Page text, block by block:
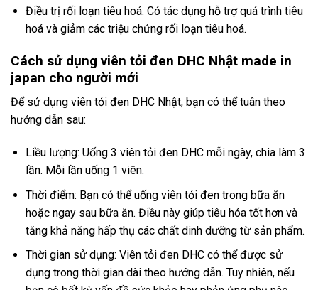
Điều trị rối loạn tiêu hoá: Có tác dụng hỗ trợ quá trình tiêu
hoá và giảm các triệu chứng rối loạn tiêu hoá.
Cách sử dụng viên tỏi đen DHC Nhật made in
japan cho người mới
Để sử dụng viên tỏi đen DHC Nhật, bạn có thể tuân theo
hướng dẫn sau:
Liều lượng: Uống 3 viên tỏi đen DHC mỗi ngày, chia làm 3
lần. Mỗi lần uống 1 viên.
Thời điểm: Bạn có thể uống viên tỏi đen trong bữa ăn
hoặc ngay sau bữa ăn. Điều này giúp tiêu hóa tốt hơn và
tăng khả năng hấp thụ các chất dinh dưỡng từ sản phẩm.
Thời gian sử dụng: Viên tỏi đen DHC có thể được sử
dụng trong thời gian dài theo hướng dẫn. Tuy nhiên, nếu